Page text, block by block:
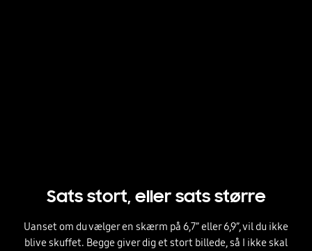
Sats stort, eller sats større
Uanset om du vælger en skærm på 6,7” eller 6,9”, vil du ikke
blive skuffet. Begge giver dig et stort billede, så I ikke skal